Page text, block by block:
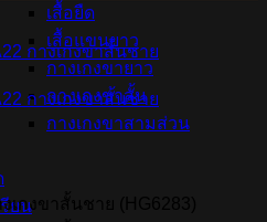
เสื้อยืด
เสื้อแขนยาว
กางเกงขายาว
กางเกงขาสั้น
กางเกงขาสามส่วน
ยน